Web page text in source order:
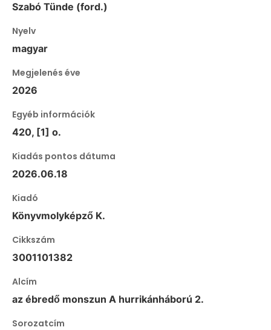
Szabó Tünde (ford.)
Nyelv
magyar
Megjelenés éve
2026
Egyéb információk
420, [1] o.
Kiadás pontos dátuma
2026.06.18
Kiadó
Könyvmolyképző K.
Cikkszám
3001101382
Alcím
az ébredő monszun A hurrikánháború 2.
Sorozatcím